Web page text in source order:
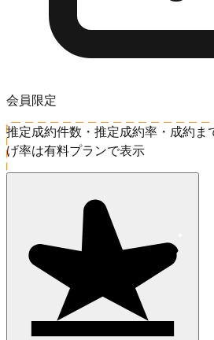
会員限定
推定成約件数・推定成約率・成約ま
げ率は有料プランで表示